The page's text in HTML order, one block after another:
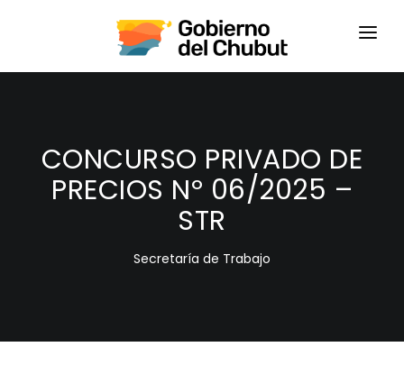
HOME
CONCURSO PRIVADO DE
PRECIOS Nº 06/2025 –
STR
Secretaría de Trabajo